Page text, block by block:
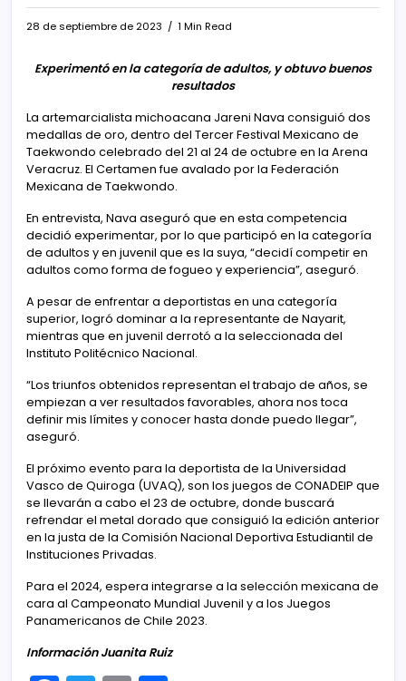
28 de septiembre de 2023 1 Min Read
Experimentó en la categoría de adultos, y obtuvo buenos
resultados
La artemarcialista michoacana Jareni Nava consiguió dos
medallas de oro, dentro del Tercer Festival Mexicano de
Taekwondo celebrado del 21 al 24 de octubre en la Arena
Veracruz. El Certamen fue avalado por la Federación
Mexicana de Taekwondo.
En entrevista, Nava aseguró que en esta competencia
decidió experimentar, por lo que participó en la categoría
de adultos y en juvenil que es la suya, “decidí competir en
adultos como forma de fogueo y experiencia”, aseguró.
A pesar de enfrentar a deportistas en una categoría
superior, logró dominar a la representante de Nayarit,
mientras que en juvenil derrotó a la seleccionada del
Instituto Politécnico Nacional.
“Los triunfos obtenidos representan el trabajo de años, se
empiezan a ver resultados favorables, ahora nos toca
definir mis límites y conocer hasta donde puedo llegar”,
aseguró.
El próximo evento para la deportista de la Universidad
Vasco de Quiroga (UVAQ), son los juegos de CONADEIP que
se llevarán a cabo el 23 de octubre, donde buscará
refrendar el metal dorado que consiguió la edición anterior
en la justa de la Comisión Nacional Deportiva Estudiantil de
Instituciones Privadas.
Para el 2024, espera integrarse a la selección mexicana de
cara al Campeonato Mundial Juvenil y a los Juegos
Panamericanos de Chile 2023.
Información Juanita Ruiz